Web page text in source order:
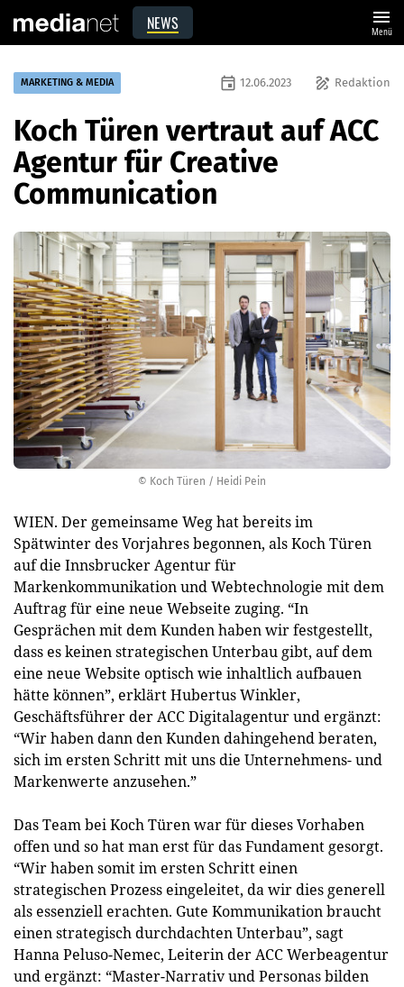
NEWS menu
Menü
© Koch Türen / Heidi Pein
MARKETING & MEDIA draw Redaktion
event 12.06.2023
Koch Türen vertraut auf ACC
Agentur für Creative
Communication
WIEN. Der gemeinsame Weg hat bereits im
Spätwinter des Vorjahres begonnen, als Koch Türen
auf die Innsbrucker Agentur für
Markenkommunikation und Webtechnologie mit dem
Auftrag für eine neue Webseite zuging. “In
Gesprächen mit dem Kunden haben wir festgestellt,
dass es keinen strategischen Unterbau gibt, auf dem
eine neue Website optisch wie inhaltlich aufbauen
hätte können”, erklärt Hubertus Winkler,
Geschäftsführer der ACC Digitalagentur und ergänzt:
“Wir haben dann den Kunden dahingehend beraten,
sich im ersten Schritt mit uns die Unternehmens- und
Markenwerte anzusehen.”
Das Team bei Koch Türen war für dieses Vorhaben
offen und so hat man erst für das Fundament gesorgt.
“Wir haben somit im ersten Schritt einen
strategischen Prozess eingeleitet, da wir dies generell
als essenziell erachten. Gute Kommunikation braucht
einen strategisch durchdachten Unterbau”, sagt
Hanna Peluso-Nemec, Leiterin der ACC Werbeagentur
und ergänzt: “Master-Narrativ und Personas bilden